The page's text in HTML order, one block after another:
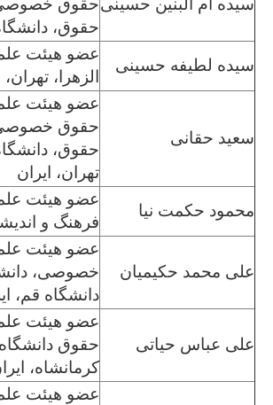
سیده ام البنین حسینیحقوق
حقوق،
سیده لطیفه حسینی
عضو هیئت
الزهرا،
سعید حقانی
عضو هیئت
حقوق
حقوق،
تهران، ایران
محمود حکمت نیا
عضو هیئت
فرهنگ و
علی محمد حکیمیان
عضو هیئت
خصوصی،
دانشگاه قم،
علی عباس حیاتی
عضو هیئت
حقوق
کرمانشاه،
عضو هیئت